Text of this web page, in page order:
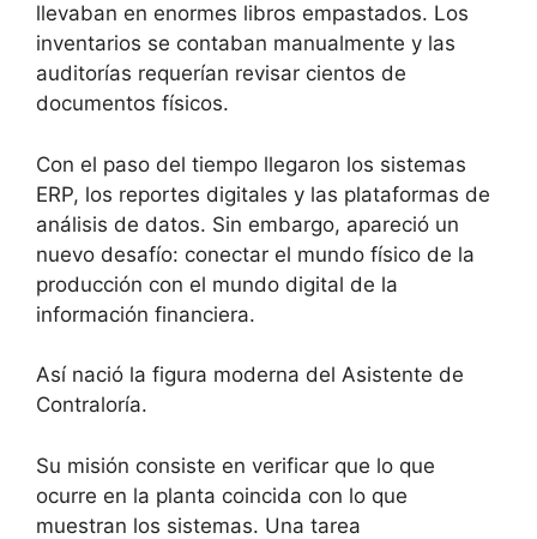
llevaban en enormes libros empastados. Los
inventarios se contaban manualmente y las
auditorías requerían revisar cientos de
documentos físicos.
Con el paso del tiempo llegaron los sistemas
ERP, los reportes digitales y las plataformas de
análisis de datos. Sin embargo, apareció un
nuevo desafío: conectar el mundo físico de la
producción con el mundo digital de la
información financiera.
Así nació la figura moderna del Asistente de
Contraloría.
Su misión consiste en verificar que lo que
ocurre en la planta coincida con lo que
muestran los sistemas. Una tarea